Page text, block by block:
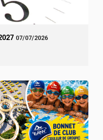
07/07/2026